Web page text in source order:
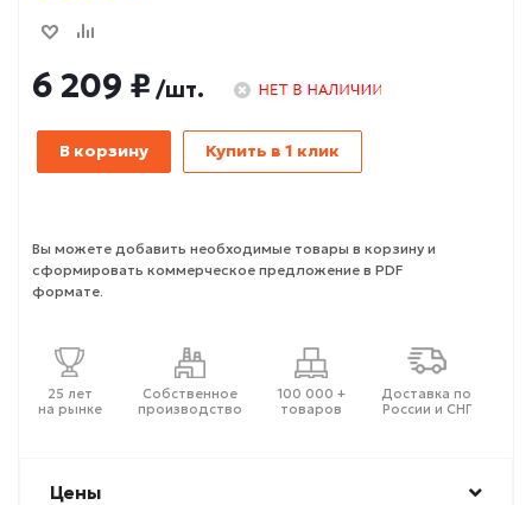
6 209 ₽ /шт.
В корзину Купить в 1 клик
Вы можете добавить необходимые товары в корзину и
сформировать коммерческое предложение в PDF
формате.
25 лет
на рынке
Собственное
производство
100 000 +
товаров
Доставка по
России и СНГ
Цены